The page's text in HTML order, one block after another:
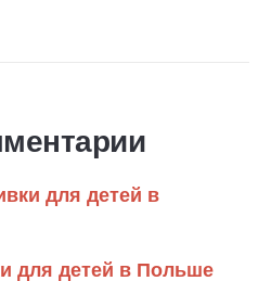
для детей в
для детей в Польше